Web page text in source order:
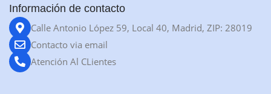
Información de contacto
Calle Antonio López 59, Local 40, Madrid, ZIP: 28019
Contacto via email
Atención Al CLientes